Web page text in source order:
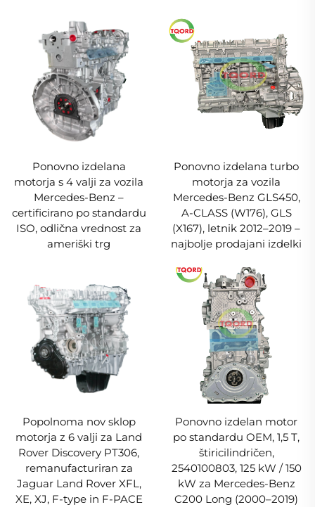
Ponovno izdelana
motorja s 4 valji za vozila
Mercedes-Benz –
certificirano po standardu
ISO, odlična vrednost za
ameriški trg
Ponovno izdelana turbo
motorja za vozila
Mercedes-Benz GLS450,
A-CLASS (W176), GLS
(X167), letnik 2012–2019 –
najbolje prodajani izdelki
Popolnoma nov sklop
motorja z 6 valji za Land
Rover Discovery PT306,
remanufacturiran za
Jaguar Land Rover XFL,
XE, XJ, F-type in F-PACE
Ponovno izdelan motor
po standardu OEM, 1,5 T,
štiricilindričen,
2540100803, 125 kW / 150
kW za Mercedes-Benz
C200 Long (2000–2019)